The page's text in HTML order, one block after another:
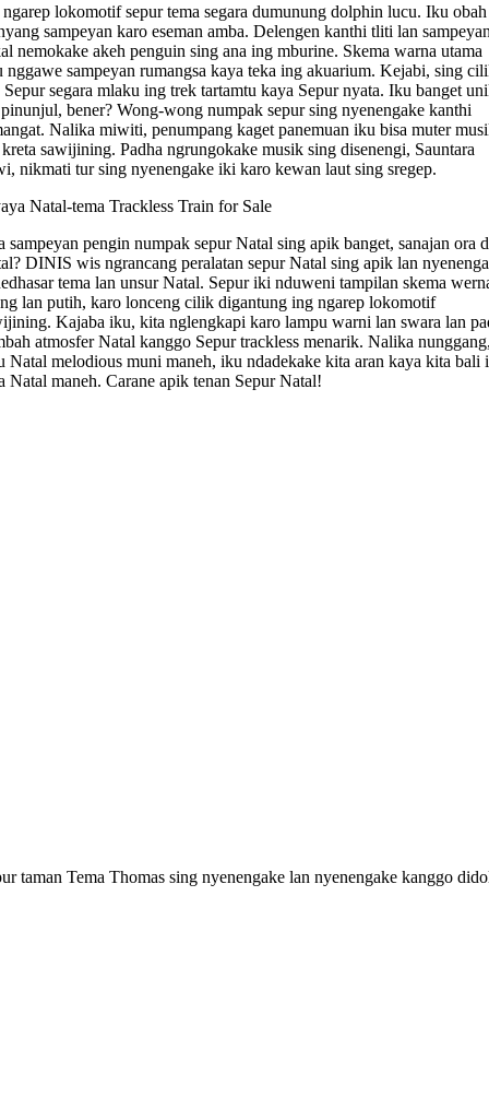
lokomotif sepur tema segara dumunung dolphin lucu. Iku obah
sampeyan karo eseman amba. Delengen kanthi tliti lan
nemokake akeh penguin sing ana ing mburine. Skema warna utama
nggawe sampeyan rumangsa kaya teka ing akuarium. Kejabi, sing
Sepur segara mlaku ing trek tartamtu kaya Sepur nyata. Iku banget
bener? Wong-wong numpak sepur sing nyenengake kanthi
Nalika miwiti, penumpang kaget panemuan iku bisa muter
sawijining. Padha ngrungokake musik sing disenengi, Sauntara
nikmati tur sing nyenengake iki karo kewan laut sing sregep.
Natal-tema Trackless Train for Sale
sampeyan pengin numpak sepur Natal sing apik banget, sanajan ora
DINIS wis ngrancang peralatan sepur Natal sing apik lan
tema lan unsur Natal. Sepur iki nduweni tampilan skema
lan putih, karo lonceng cilik digantung ing ngarep lokomotif
Kajaba iku, kita nglengkapi karo lampu warni lan swara lan
atmosfer Natal kanggo Sepur trackless menarik. Nalika
Natal melodious muni maneh, iku ndadekake kita aran kaya kita bali
Natal maneh. Carane apik tenan Sepur Natal!
taman Tema Thomas sing nyenengake lan nyenengake kanggo